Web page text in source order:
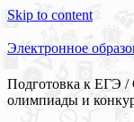
Skip to content
Электронное
Подготовка к
олимпиады и